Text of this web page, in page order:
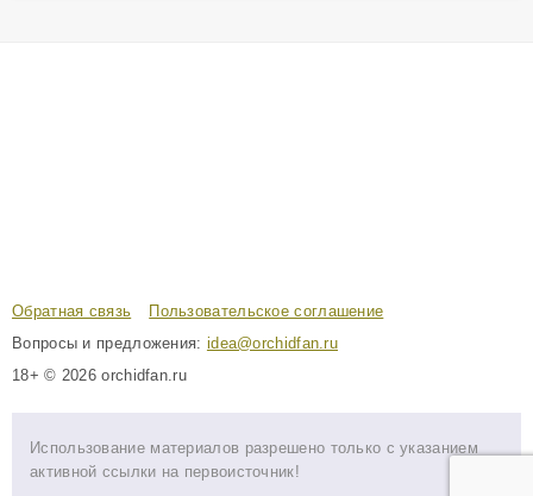
Обратная связь
Пользовательское соглашение
Вопросы и предложения: idea@orchidfan.ru
18+ © 2026 orchidfan.ru
Использование материалов разрешено только с указанием
активной ссылки на первоисточник!